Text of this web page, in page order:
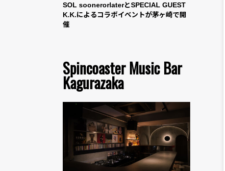
SOL soonerorlaterとSPECIAL GUEST
K.K.によるコラボイベントが茅ヶ崎で開
催
Spincoaster Music Bar
Kagurazaka